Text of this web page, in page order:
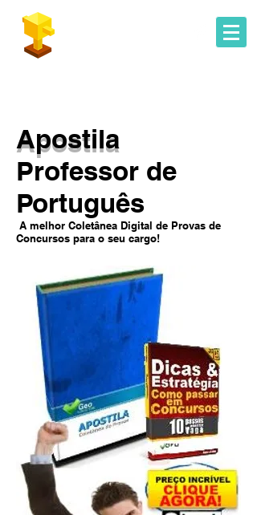
Apostila
Professor de
Português
A melhor Coletânea Digital de Provas de
Concursos para o seu cargo!